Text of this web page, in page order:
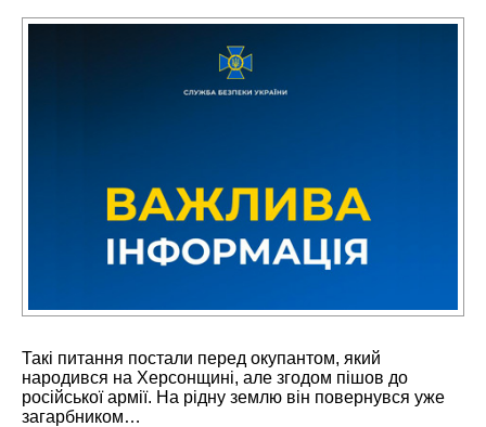
Такі питання постали перед окупантом, який
народився на Херсонщині, але згодом пішов до
російської армії. На рідну землю він повернувся уже
загарбником…